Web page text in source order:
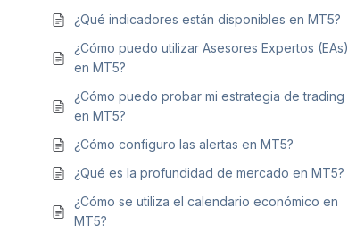
¿Qué indicadores están disponibles en MT5?
¿Cómo puedo utilizar Asesores Expertos (EAs)
en MT5?
¿Cómo puedo probar mi estrategia de trading
en MT5?
¿Cómo configuro las alertas en MT5?
¿Qué es la profundidad de mercado en MT5?
¿Cómo se utiliza el calendario económico en
MT5?